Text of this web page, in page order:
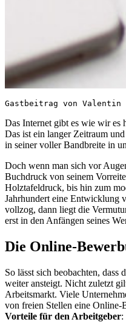
Gastbeitrag von Valentin
Das Internet gibt es wie wir es
Das ist ein langer Zeitraum
in seiner voller Bandbreite in
Doch wenn man sich vor
Buchdruck von seinem
Holztafeldruck, bis hin zum
Jahrhundert eine Entwicklung
vollzog, dann liegt die
erst in den Anfängen seines
Die Online-
So lässt sich beobachten, dass
weiter ansteigt. Nicht zuletzt
Arbeitsmarkt. Viele
von freien Stellen eine Online-
Vorteile für den Arbeitgeber: